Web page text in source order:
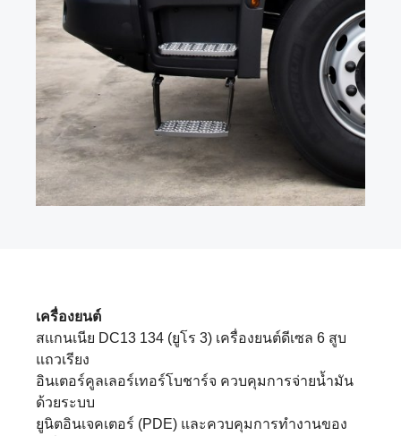
เครื่องยนต์
สแกนเนีย DC13 134 (ยูโร 3) เครื่องยนต์ดีเซล 6 สูบ
แถวเรียง
อินเตอร์คูลเลอร์เทอร์โบชาร์จ ควบคุมการจ่ายน้ำมัน
ด้วยระบบ
ยูนิตอินเจคเตอร์ (PDE) และควบคุมการทำงานของ